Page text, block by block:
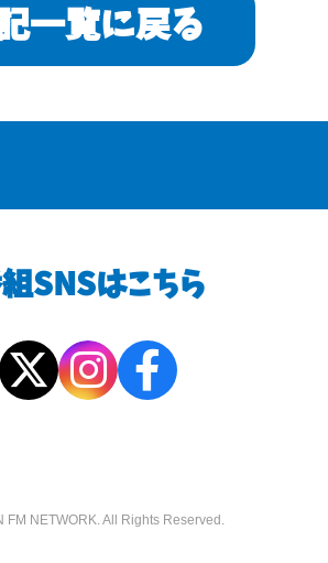
一覧に戻る
SNSはこちら
FM NETWORK. All Rights Reserved.